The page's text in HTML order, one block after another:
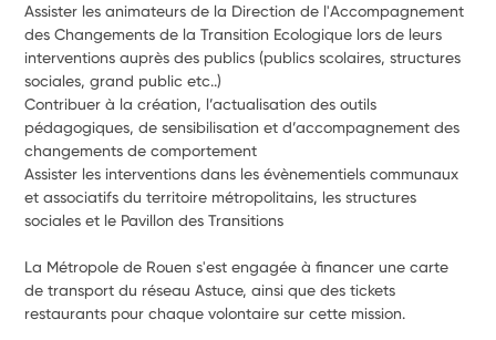
Assister les animateurs de la Direction de l'Accompagnement
des Changements de la Transition Ecologique lors de leurs
interventions auprès des publics (publics scolaires, structures
sociales, grand public etc..)
Contribuer à la création, l’actualisation des outils
pédagogiques, de sensibilisation et d’accompagnement des
changements de comportement
Assister les interventions dans les évènementiels communaux
et associatifs du territoire métropolitains, les structures
sociales et le Pavillon des Transitions
La Métropole de Rouen s'est engagée à financer une carte
de transport du réseau Astuce, ainsi que des tickets
restaurants pour chaque volontaire sur cette mission.